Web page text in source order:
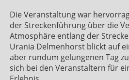
Die Veranstaltung war
der Streckenführung über die
Atmosphäre entlang der
Urania Delmenhorst blickt auf
aber rundum gelungenen Tag
sich bei den Veranstaltern für